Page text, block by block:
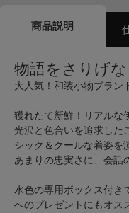
商品説明
物語をさりげ
大人気！和装小物ブラン
獲れたて新鮮！リアルな
光沢と色合いを追求した
シック＆クールな着姿を
あまりの忠実さに、会話
水色の専用ボックス付き
へのプレゼントにもオス